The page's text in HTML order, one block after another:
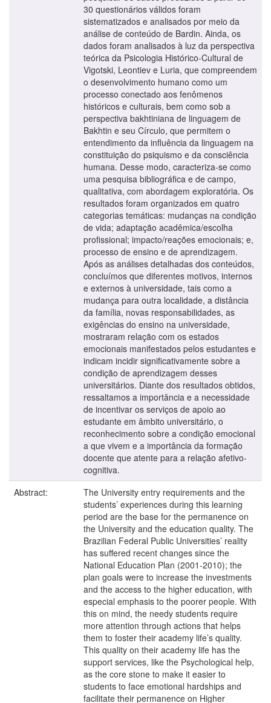
30 questionários válidos foram
sistematizados e analisados por meio da
análise de conteúdo de Bardin. Ainda, os
dados foram analisados à luz da perspectiva
teórica da Psicologia Histórico-Cultural de
Vigotski, Leontiev e Luria, que compreendem
o desenvolvimento humano como um
processo conectado aos fenômenos
históricos e culturais, bem como sob a
perspectiva bakhtiniana de linguagem de
Bakhtin e seu Círculo, que permitem o
entendimento da influência da linguagem na
constituição do psiquismo e da consciência
humana. Desse modo, caracteriza-se como
uma pesquisa bibliográfica e de campo,
qualitativa, com abordagem exploratória. Os
resultados foram organizados em quatro
categorias temáticas: mudanças na condição
de vida; adaptação acadêmica/escolha
profissional; impacto/reações emocionais; e,
processo de ensino e de aprendizagem.
Após as análises detalhadas dos conteúdos,
concluímos que diferentes motivos, internos
e externos à universidade, tais como a
mudança para outra localidade, a distância
da família, novas responsabilidades, as
exigências do ensino na universidade,
mostraram relação com os estados
emocionais manifestados pelos estudantes e
indicam incidir significativamente sobre a
condição de aprendizagem desses
universitários. Diante dos resultados obtidos,
ressaltamos a importância e a necessidade
de incentivar os serviços de apoio ao
estudante em âmbito universitário, o
reconhecimento sobre a condição emocional
a que vivem e a importância da formação
docente que atente para a relação afetivo-
cognitiva.
Abstract:
The University entry requirements and the
students’ experiences during this learning
period are the base for the permanence on
the University and the education quality. The
Brazilian Federal Public Universities’ reality
has suffered recent changes since the
National Education Plan (2001-2010); the
plan goals were to increase the investments
and the access to the higher education, with
especial emphasis to the poorer people. With
this on mind, the needy students require
more attention through actions that helps
them to foster their academy life’s quality.
This quality on their academy life has the
support services, like the Psychological help,
as the core stone to make it easier to
students to face emotional hardships and
facilitate their permanence on Higher